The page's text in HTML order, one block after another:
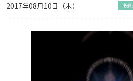
2017年08月10日（木） 投資